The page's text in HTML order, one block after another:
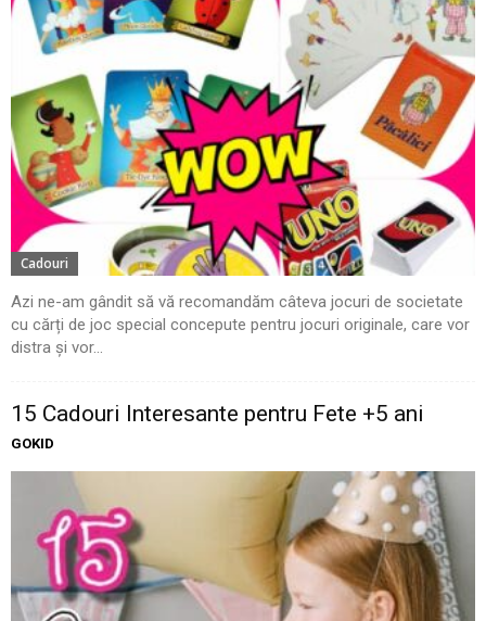
Cadouri
Azi ne-am gândit să vă recomandăm câteva jocuri de societate
cu cărți de joc special concepute pentru jocuri originale, care vor
distra și vor...
15 Cadouri Interesante pentru Fete +5 ani
GOKID